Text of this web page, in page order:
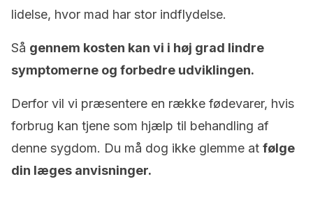
lidelse, hvor mad har stor indflydelse.
Så gennem kosten kan vi i høj grad lindre
symptomerne og forbedre udviklingen.
Derfor vil vi præsentere en række fødevarer, hvis
forbrug kan tjene som hjælp til behandling af
denne sygdom. Du må dog ikke glemme at følge
din læges anvisninger.